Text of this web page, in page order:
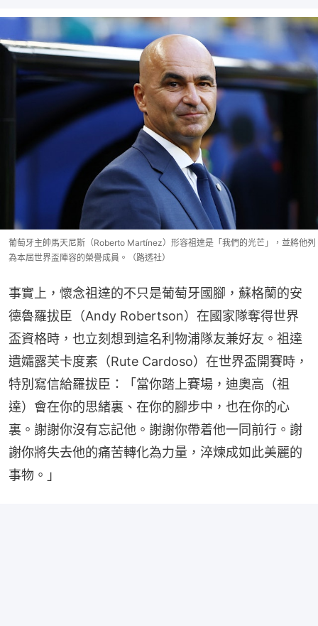
葡萄牙主帥馬天尼斯（Roberto Martínez）形容祖達是「我們的光芒」，並將他列
為本屆世界盃陣容的榮譽成員。（路透社）
事實上，懷念祖達的不只是葡萄牙國腳，蘇格蘭的安
德魯羅拔臣（Andy Robertson）在國家隊奪得世界
盃資格時，也立刻想到這名利物浦隊友兼好友。祖達
遺孀露芙卡度素（Rute Cardoso）在世界盃開賽時，
特別寫信給羅拔臣：「當你踏上賽場，迪奧高（祖
達）會在你的思緒裏、在你的腳步中，也在你的心
裏。謝謝你沒有忘記他。謝謝你帶着他一同前行。謝
謝你將失去他的痛苦轉化為力量，淬煉成如此美麗的
事物。」